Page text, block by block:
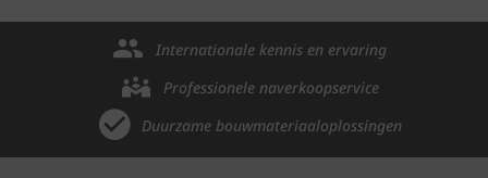
Internationale kennis en ervaring
Professionele naverkoopservice
Duurzame bouwmateriaaloplossingen